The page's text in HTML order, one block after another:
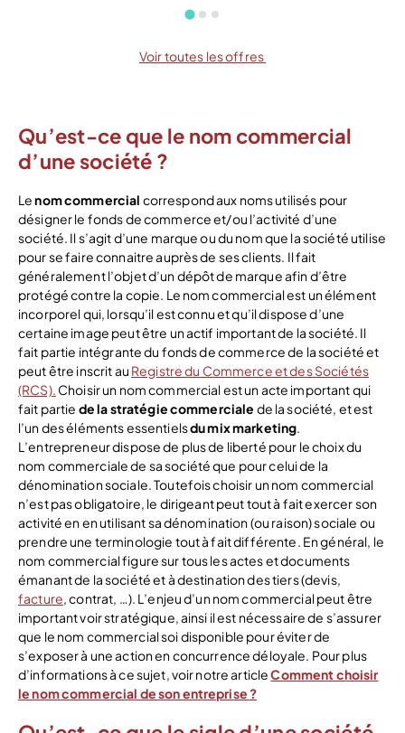
Voir toutes les offres
Qu’est-ce que le nom commercial
d’une société ?
Lenom commercial correspond aux noms utilisés pour
désigner le fonds de commerce et/ou l’activité d’une
société. Il s’agit d’une marque ou du nom que la société utilise
pour se faire connaitre auprès de ses clients. Il fait
généralement l’objet d’un dépôt de marque afin d’être
protégé contre la copie. Le nom commercial est un élément
incorporel qui, lorsqu’il est connu et qu’il dispose d’une
certaine image peut être un actif important de la société. Il
fait partie intégrante du fonds de commerce de la société et
peut être inscrit au Registre du Commerce et des Sociétés
(RCS). Choisir un nom commercial est un acte important qui
fait partie de la stratégie commerciale de la société, et est
l’un des éléments essentielsdu mix marketing
L’entrepreneur dispose de plus de liberté pour le choix du
nom commerciale de sa société que pour celui de la
dénomination sociale. Toutefois choisir un nom commercial
n’est pas obligatoire, le dirigeant peut tout à fait exercer son
activité en en utilisant sa dénomination (ou raison) sociale ou
prendre une terminologie tout à fait différente. En général, le
nom commercial figure sur tous les actes et documents
émanant de la société et à destination des tiers (devis,
facture , contrat, …). L’enjeu d’un nom commercial peut être
important voir stratégique, ainsi il est nécessaire de s’assurer
que le nom commercial soi disponible pour éviter de
s’exposer à une action en concurrence déloyale. Pour plus
d’informations à ce sujet, voir notre articleComment choisir
le nom commercial de son entreprise ?